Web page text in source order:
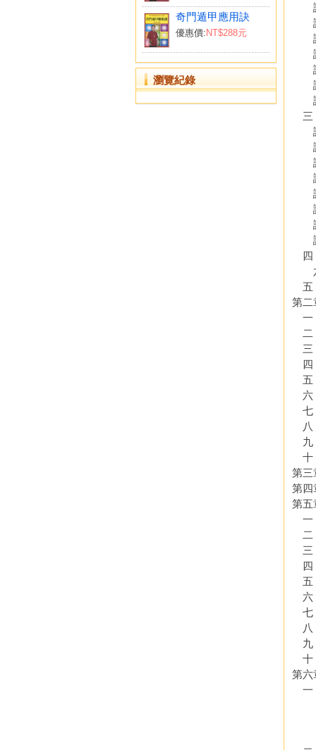
奇門遁甲應用訣
優惠價: NT$288元
瀏覽紀錄
論
論
論
論
論
論
論
三
論
論
論
論
論
論
論
論
四
六
五
第
一
二
三
四
五
六
七
八
九
十
第
第
第
一
二
三
四
五
六
七
八
九
十
第
一
（
（
（